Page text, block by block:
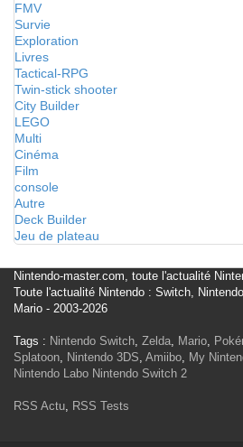
FMV
Survie
Exploration
Livres
Tactical-RPG
Twin-stick shooter
City Builder
LEGO
Multi
Cinéma
Film
console
Autre
Deck Builder
Jeu de plateau
Nintendo-master.com, toute l'actualité
Toute l'actualité Nintendo : Switch,
Mario - 2003-2026
Tags : Nintendo Switch, Zelda, Mario,
Splatoon, Nintendo 3DS, Amiibo, My
Nintendo Labo Nintendo Switch 2
RSS Actu, RSS Tests